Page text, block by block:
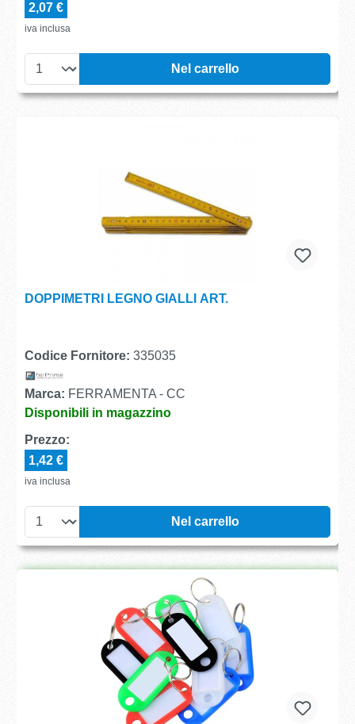
2,07 €
iva inclusa
Nel carrello
DOPPIMETRI LEGNO GIALLI ART.
Codice Fornitore: 335035
Marca: FERRAMENTA - CC
Disponibili in magazzino
Prezzo:
1,42 €
iva inclusa
Nel carrello